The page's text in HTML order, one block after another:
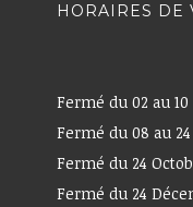
HORAIRES DE
Fermé du 02 au
Fermé du 08 au
Fermé du 24
Fermé du 24